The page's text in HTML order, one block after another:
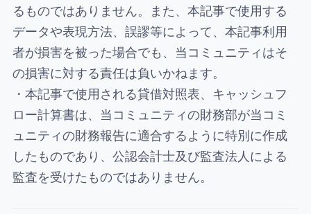
るものではありません。また、本記事で使用する
データや表現方法、誤謬等によって、本記事利用
者が損害を被った場合でも、当コミュニティはそ
の損害に対する責任は負いかねます。
・本記事で使用される貸借対照表、キャッシュフ
ロー計算書は、当コミュニティの財務部が当コミ
ュニティの財務報告に適合するように特別に作成
したものであり、公認会計士及び監査法人による
監査を受けたものではありません。